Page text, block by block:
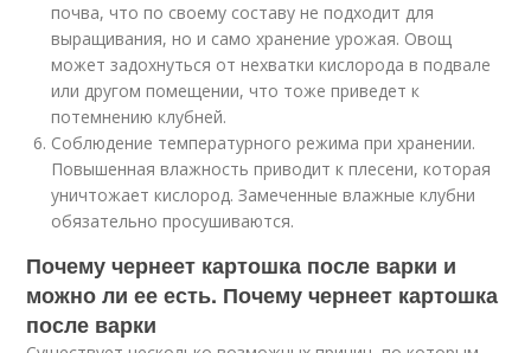
почва, что по своему составу не подходит для
выращивания, но и само хранение урожая. Овощ
может задохнуться от нехватки кислорода в подвале
или другом помещении, что тоже приведет к
потемнению клубней.
Соблюдение температурного режима при хранении.
Повышенная влажность приводит к плесени, которая
уничтожает кислород. Замеченные влажные клубни
обязательно просушиваются.
Почему чернеет картошка после варки и
можно ли ее есть. Почему чернеет картошка
после варки